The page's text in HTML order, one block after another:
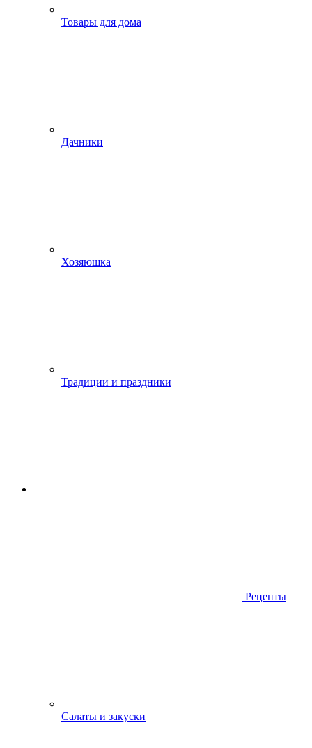
Товары для дома
Дачники
Хозяюшка
Традиции и праздники
Рецепты
Салаты и закуски